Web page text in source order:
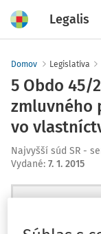
Legalis
Domov Legislatíva
5 Obdo 45/
zmluvného
vo
Najvyšší súd SR -
Vydané: 7. 1. 2015